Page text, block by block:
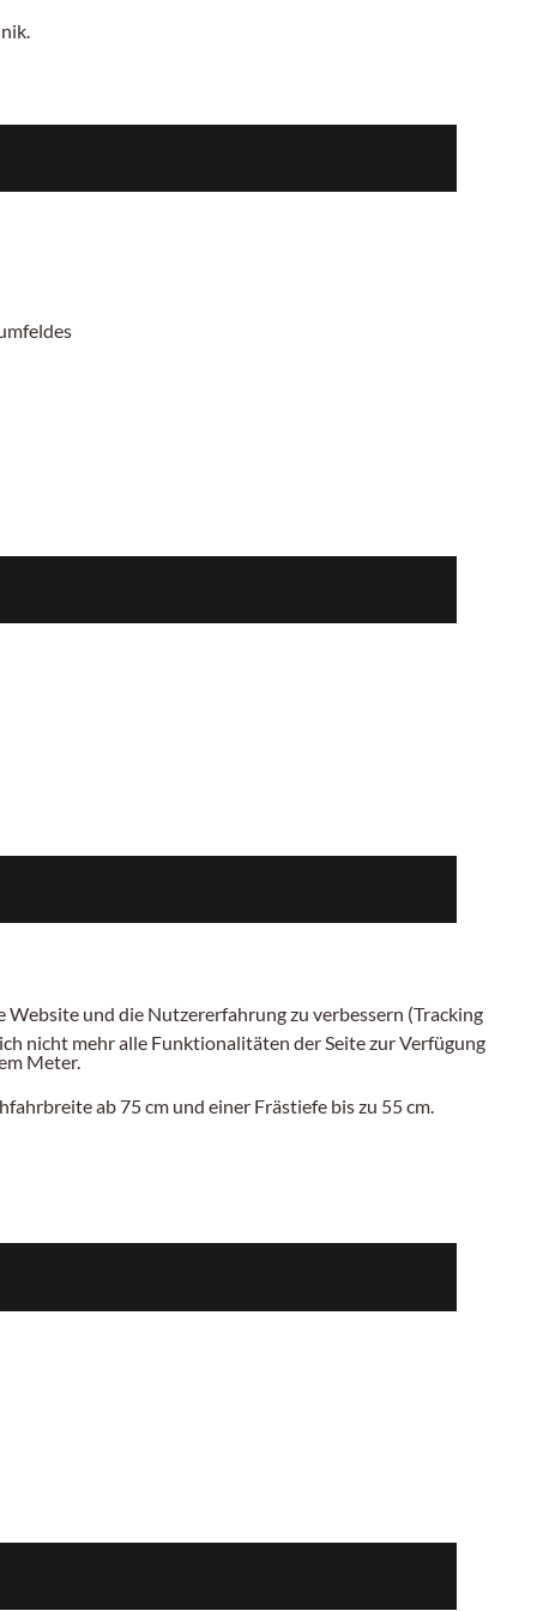
Meter.
ab 75cm und einer Frästiefe bis zu 55 cm.
und die Nutzererfahrung zu verbessern (Tracking
nicht mehr alle Funktionalitäten der Seite zur Verfügung